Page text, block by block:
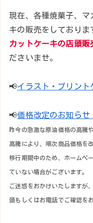
現在、各種焼菓子、
キの販売をしておりま
カットケーキの店頭
ださいませ。
📢イラスト・プリント
📢価格改定のお知らせ
昨今の急激な原油価格の高騰
高騰により、順次商品価格を
移行期間中のため、ホームペ
ていない場合がございます。
ご迷惑をおかけいたしますが
頭もしくはお電話でご確認を